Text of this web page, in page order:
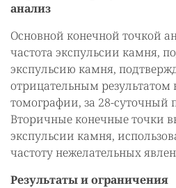
анализ
Основной конечной точкой
частота экспульсии камня,
экспульсию камня,
отрицательным
томографии, за 28-суточный
Вторичные конечные точки
экспульсии камня,
частоту нежелательных
Результаты и ограничения